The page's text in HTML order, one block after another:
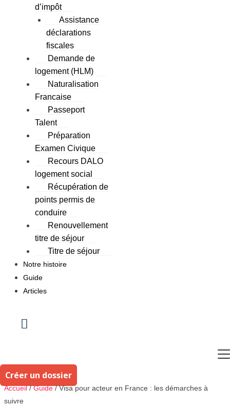
d’impôt
Assistance
déclarations
fiscales
Demande de
logement (HLM)
Naturalisation
Francaise
Passeport
Talent
Préparation
Examen Civique
Recours DALO
logement social
Récupération de
points permis de
conduire
Renouvellement
titre de séjour
Titre de séjour
Notre histoire
Guide
Articles
HUMBERGER
TOGGLE
Créer un dossier
Accueil /Guide /Visa pour acteur en France : les démarches à
suivre